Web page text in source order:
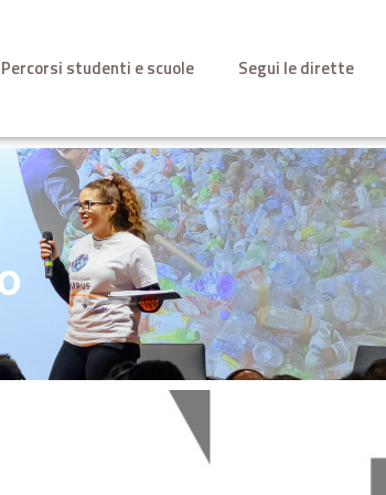
Percorsi studenti e scuole Segui le dirette